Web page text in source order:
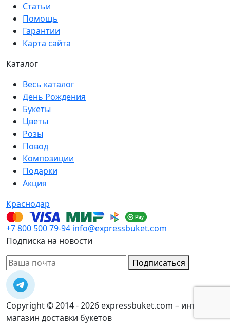
Статьи
Помощь
Гарантии
Карта сайта
Каталог
Весь каталог
День Рождения
Букеты
Цветы
Розы
Повод
Композиции
Подарки
Акция
Краснодар
+7 800 500 79-94 info@expressbuket.com
Подписка на новости
Подписаться
Copyright © 2014 - 2026 expressbuket.com – интернет-
магазин доставки букетов